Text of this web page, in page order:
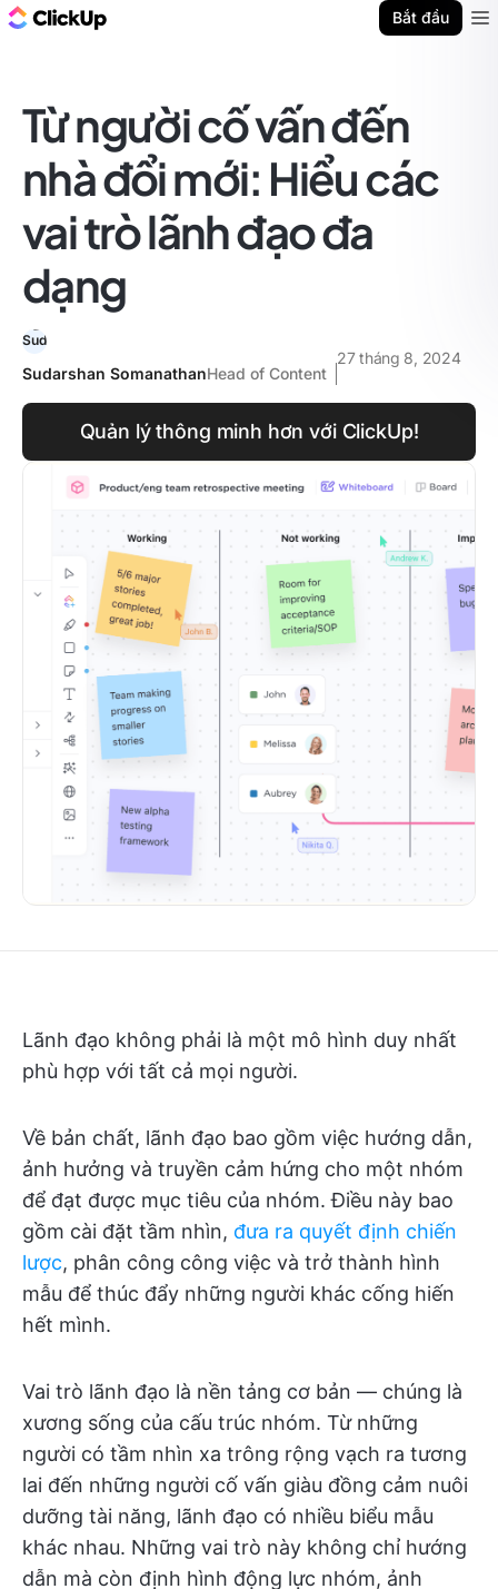
Bắt đầu
Từ người cố vấn đến
nhà đổi mới: Hiểu các
vai trò lãnh đạo đa
dạng
Sudarshan SomanathanHead of Content
27 tháng 8, 2024
Quản lý thông minh hơn với ClickUp!
Lãnh đạo không phải là một mô hình duy nhất
phù hợp với tất cả mọi người.
Về bản chất, lãnh đạo bao gồm việc hướng dẫn,
ảnh hưởng và truyền cảm hứng cho một nhóm
để đạt được mục tiêu của nhóm. Điều này bao
gồm cài đặt tầm nhìn, đưa ra quyết định chiến
lược, phân công công việc và trở thành hình
mẫu để thúc đẩy những người khác cống hiến
hết mình.
Vai trò lãnh đạo là nền tảng cơ bản — chúng là
xương sống của cấu trúc nhóm. Từ những
người có tầm nhìn xa trông rộng vạch ra tương
lai đến những người cố vấn giàu đồng cảm nuôi
dưỡng tài năng, lãnh đạo có nhiều biểu mẫu
khác nhau. Những vai trò này không chỉ hướng
dẫn mà còn định hình động lực nhóm, ảnh